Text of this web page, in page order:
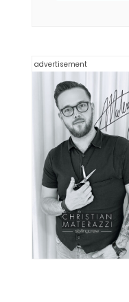
advertisement